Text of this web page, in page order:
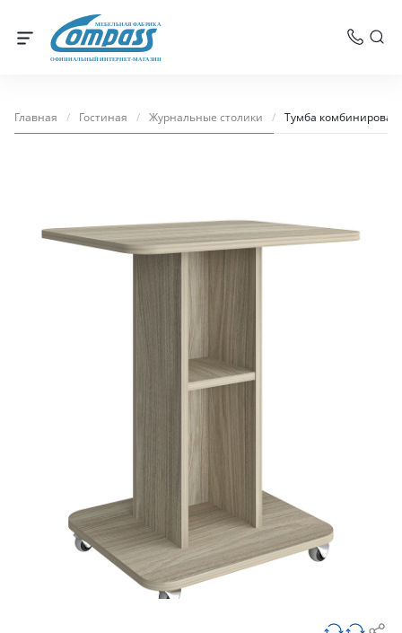
МЕБЕЛЬНАЯ ФАБРИКА
ОФИЦИАЛЬНЫЙ ИНТЕРНЕТ-МАГАЗИН
Главная / Гостиная / Журнальные столики / Тумба